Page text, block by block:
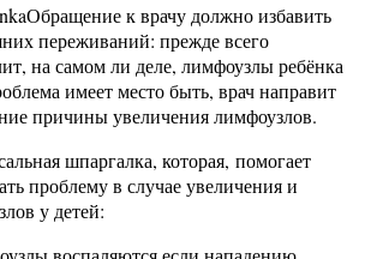
Обращение к врачу должно избавить
переживаний: прежде всего
на самом ли деле, лимфоузлы ребёнка
имеет место быть, врач направит
причины увеличения лимфоузлов.
шпаргалка, которая, помогает
проблему в случае увеличения и
у детей: